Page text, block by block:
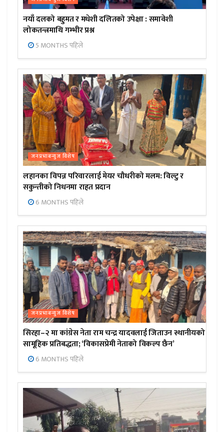
नयाँ दलको बहुमत र मधेशी दलितको उपेक्षा : समावेशी
लोकतन्त्रमाथि गम्भीर प्रश्न
5 MONTHS पहिले
जनप्रभाबन्युज विशेष
लहानका विपन्न परिवारलाई मेयर चौधरीको मलम: विल्टु र
सकुन्तीको निधनमा राहत प्रदान
6 MONTHS पहिले
जनप्रभाबन्युज विशेष
सिरहा–२ मा कांग्रेस नेता राम चन्द्र यादवलाई जिताउन स्थानीयको
सामूहिक प्रतिबद्धता; ‘विकासप्रेमी नेताको विकल्प छैन’
6 MONTHS पहिले